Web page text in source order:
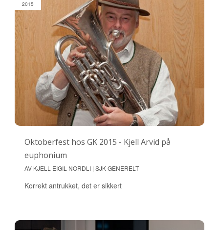
2015
Oktoberfest hos GK 2015 - Kjell Arvid på
euphonium
AV KJELL EIGIL NORDLI | SJK GENERELT
Korrekt antrukket, det er sikkert